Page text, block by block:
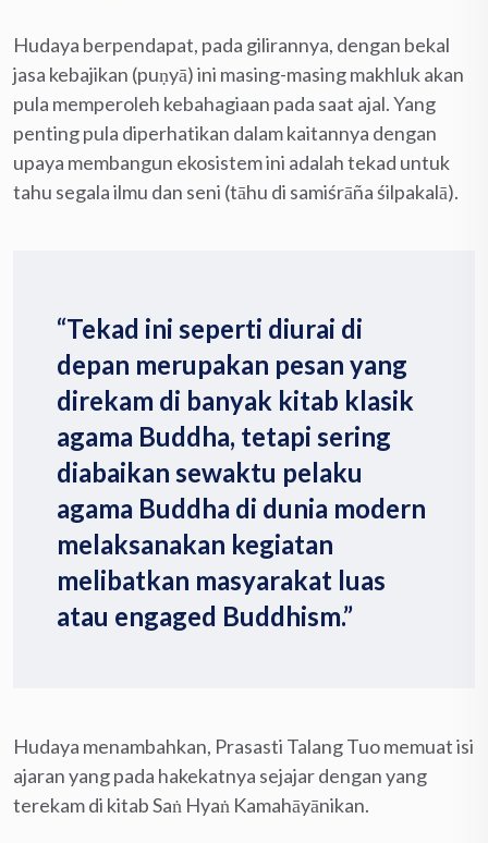
Hudaya berpendapat, pada gilirannya, dengan bekal
jasa kebajikan (puṇyā) ini masing-masing makhluk akan
pula memperoleh kebahagiaan pada saat ajal. Yang
penting pula diperhatikan dalam kaitannya dengan
upaya membangun ekosistem ini adalah tekad untuk
tahu segala ilmu dan seni (tāhu di samiśrāña śilpakalā).
“Tekad ini seperti diurai di
depan merupakan pesan yang
direkam di banyak kitab klasik
agama Buddha, tetapi sering
diabaikan sewaktu pelaku
agama Buddha di dunia modern
melaksanakan kegiatan
melibatkan masyarakat luas
atau engaged Buddhism.”
Hudaya menambahkan, Prasasti Talang Tuo memuat isi
ajaran yang pada hakekatnya sejajar dengan yang
terekam di kitab Saṅ Hyaṅ Kamahāyānikan.